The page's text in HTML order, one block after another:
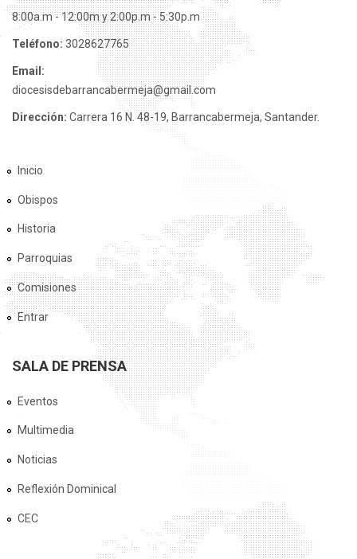
8:00a.m - 12:00m y 2:00p.m - 5:30p.m
Teléfono: 3028627765
Email:
diocesisdebarrancabermeja@gmail.com
Dirección: Carrera 16 N. 48-19, Barrancabermeja, Santander.
Inicio
Obispos
Historia
Parroquias
Comisiones
Entrar
SALA DE PRENSA
Eventos
Multimedia
Noticias
Reflexión Dominical
CEC